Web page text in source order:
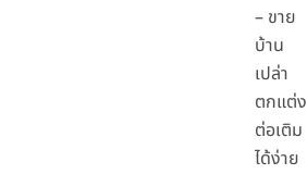
– ขาย
บ้าน
เปล่า
ตกแต่ง
ต่อเติม
ได้ง่าย